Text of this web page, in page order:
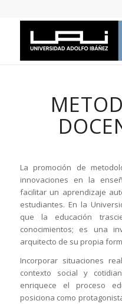
La promoción de
innovaciones en la
facilitar un aprendizaje
estudiantes. En la
que la educación
conocimientos; es una
arquitecto de su propia
Incorporar situaciones
contexto social y
enriquece el proceso
posiciona como